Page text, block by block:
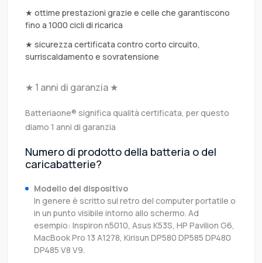
★ ottime prestazioni grazie e celle che garantiscono
fino a 1000 cicli di ricarica
★ sicurezza certificata contro corto circuito,
surriscaldamento e sovratensione
★ 1 anni di garanzia ★
Batteriaone® significa qualità certificata, per questo
diamo 1 anni di garanzia
Numero di prodotto della batteria o del
caricabatterie?
Modello del dispositivo
In genere è scritto sul retro del computer portatile o
in un punto visibile intorno allo schermo. Ad
esempio: Inspiron n5010, Asus K53S, HP Pavilion G6,
MacBook Pro 13 A1278, Kirisun DP580 DP585 DP480
DP485 V8 V9.